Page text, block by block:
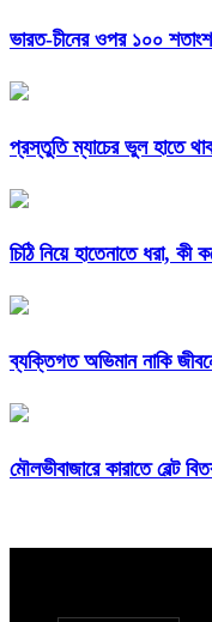
ভারত-চীনের ওপর ১০০
প্রস্তুতি ম্যাচের ভুল হাতে
চিঠি নিয়ে হাতেনাতে ধরা, কী
ব্যক্তিগত অভিমান নাকি
মৌলভীবাজারে কারাতে বেল্ট